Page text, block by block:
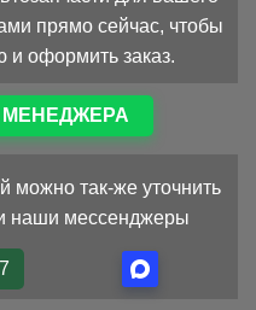
прямо сейчас, чтобы
и оформить заказ.
можно так-же уточнить
наши мессенджеры